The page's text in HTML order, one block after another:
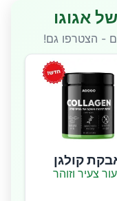
אגוגו
- הצטרפו גם!
קולגן
צעיר וזוהר